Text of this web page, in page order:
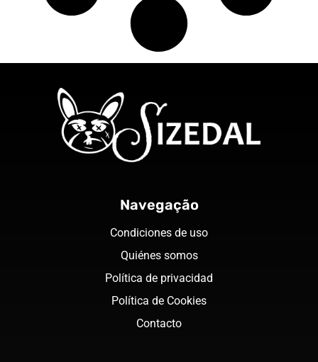
Navegação
Condiciones de uso
Quiénes somos
Política de privacidad
Política de Cookies
Contacto